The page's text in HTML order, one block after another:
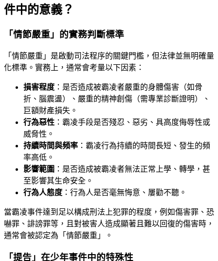
件中的意義？
「情節嚴重」的實務判斷標準
「情節嚴重」是啟動司法程序的關鍵門檻，但法律並無明確量
化標準。實務上，通常會考量以下因素：
損害程度 ：是否造成被霸凌者嚴重的身體傷害（如骨
折、腦震盪）、嚴重的精神創傷（需專業診斷證明）、
巨額財產損失。
行為惡性 ：霸凌手段是否殘忍、惡劣、具高度侮辱性或
威脅性。
持續時間與頻率 ：霸凌行為持續的時間長短、發生的頻
率高低。
影響範圍 ：是否造成被霸凌者無法正常上學、轉學，甚
至影響其生命安全。
行為人態度 ：行為人是否毫無悔意、屢勸不聽。
當霸凌事件達到足以構成刑法上犯罪的程度，例如傷害罪、恐
嚇罪、誹謗罪等，且對被害人造成顯著且難以回復的傷害時，
通常會被認定為「情節嚴重」。
「提告」在少年事件中的特殊性